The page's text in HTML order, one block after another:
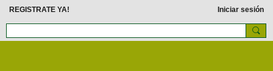
REGISTRATE YA! Iniciar sesión